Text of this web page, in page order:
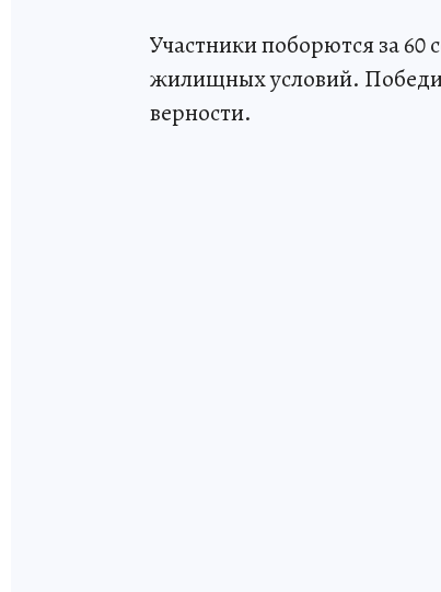
Участники поборются за
жилищных условий.
верности.